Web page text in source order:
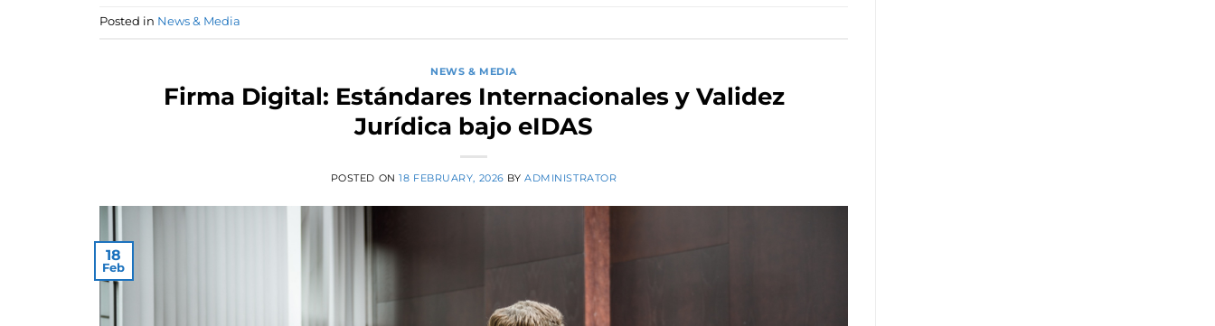
Posted in News & Media
NEWS & MEDIA
Firma Digital: Estándares Internacionales y Validez
Jurídica bajo eIDAS
POSTED ON18 FEBRUARY, 2026 BYADMINISTRATOR
18
Feb